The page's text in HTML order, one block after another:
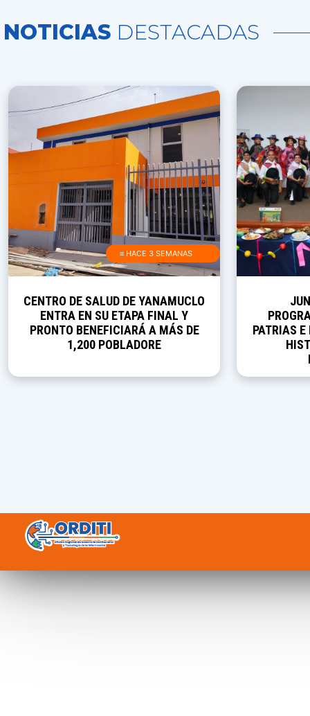
NOTICIAS DESTACADAS
≡ HACE 3 SEMANAS
CENTRO DE SALUD DE YANAMUCLO
ENTRA EN SU ETAPA FINAL Y
PRONTO BENEFICIARÁ A MÁS DE
1,200 POBLADORE
PATRIAS